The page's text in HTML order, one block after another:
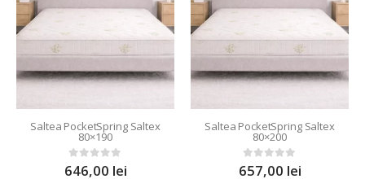
Saltea PocketSpring Saltex
80×190
0 out of 5
646,00 lei
Saltea PocketSpring Saltex
80×200
0out of 5
657,00 lei